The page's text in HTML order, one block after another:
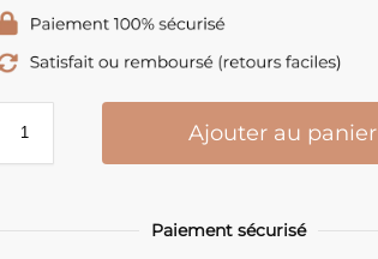
Ajouter au panier
Paiement sécurisé